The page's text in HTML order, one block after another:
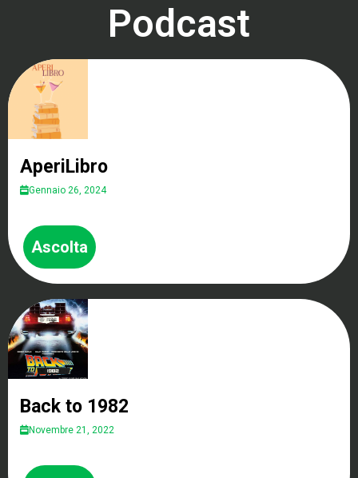
Podcast
AperiLibro
Gennaio 26, 2024
Ascolta
Back to 1982
Novembre 21, 2022